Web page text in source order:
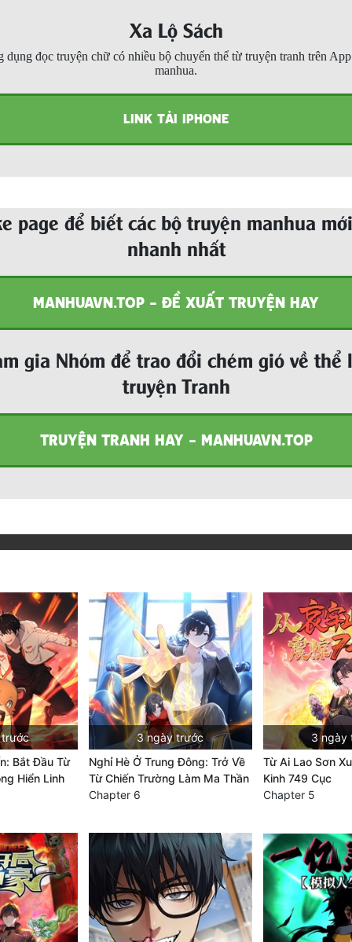
Xa Lộ Sách
dụng đọc truyện chữ có nhiều bộ chuyển thể từ truyện tranh trên
manhua.
LINK TẢI IPHONE
page để biết các bộ truyện manhua
nhanh nhất
MANHUAVN.TOP - ĐỀ XUẤT TRUYỆN HAY
gia Nhóm để trao đổi chém gió về thể
truyện Tranh
TRUYỆN TRANH HAY - MANHUAVN.TOP
Bắt Đầu Từ
Hiển Linh
3 ngày trước
Nghỉ Hè Ở Trung Đông: Trở Về
Từ Chiến Trường Làm Ma Thần
Chapter 6
3 ngày
Từ Ai Lao Sơn
Kinh 749 Cục
Chapter 5